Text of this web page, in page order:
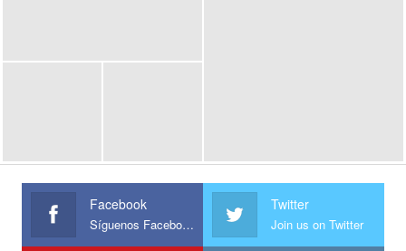
Facebook
Síguenos Facebook
Twitter
Join us on Twitter